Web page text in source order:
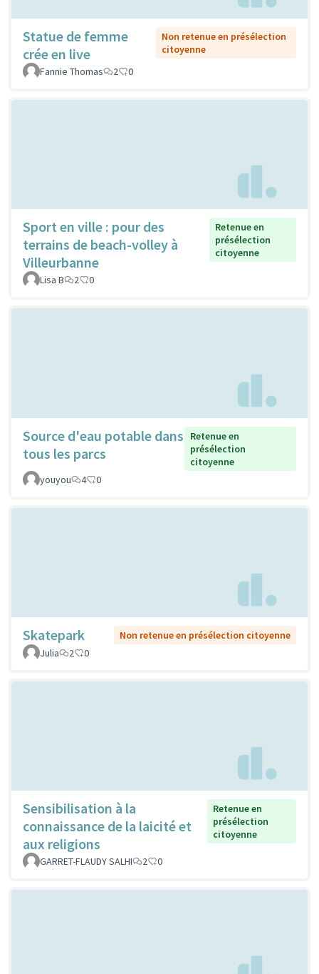
Statue de femme
crée en live
Non retenue en présélection
citoyenne
Fannie Thomas
2 0
Sport en ville : pour des
terrains de beach-volley à
Villeurbanne
Retenue en
présélection
citoyenne
Lisa B 2 0
Source d'eau potable dans
tous les parcs
Retenue en
présélection
citoyenne
youyou
4 0
Skatepark
Non retenue en présélection citoyenne
Julia
2 0
Sensibilisation à la
connaissance de la laicité et
aux religions
Retenue en
présélection
citoyenne
GARRET-FLAUDY SALHI 2 0